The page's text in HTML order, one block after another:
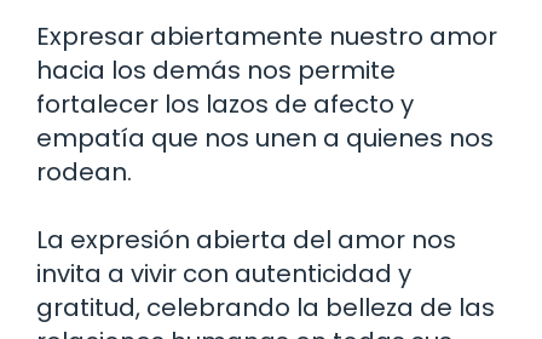
Expresar abiertamente nuestro amor
hacia los demás nos permite
fortalecer los lazos de afecto y
empatía que nos unen a quienes nos
rodean.
La expresión abierta del amor nos
invita a vivir con autenticidad y
gratitud, celebrando la belleza de las